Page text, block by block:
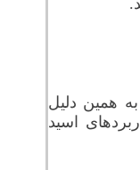
همین دلیل
اسید